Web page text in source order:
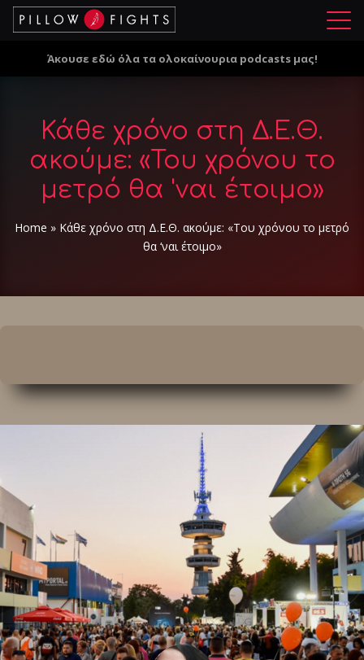
Μ
ο
Άκουσε εδώ όλα τα ολοκαίνουρια podcasts μας!
Κάθε χρόνο στη Δ.Ε.Θ.
ακούμε: «Του χρόνου το
μετρό θα 'ναι έτοιμο»
Home » Κάθε χρόνο στη Δ.Ε.Θ. ακούμε: «Του χρόνου το μετρό
θα ‘ναι έτοιμο»